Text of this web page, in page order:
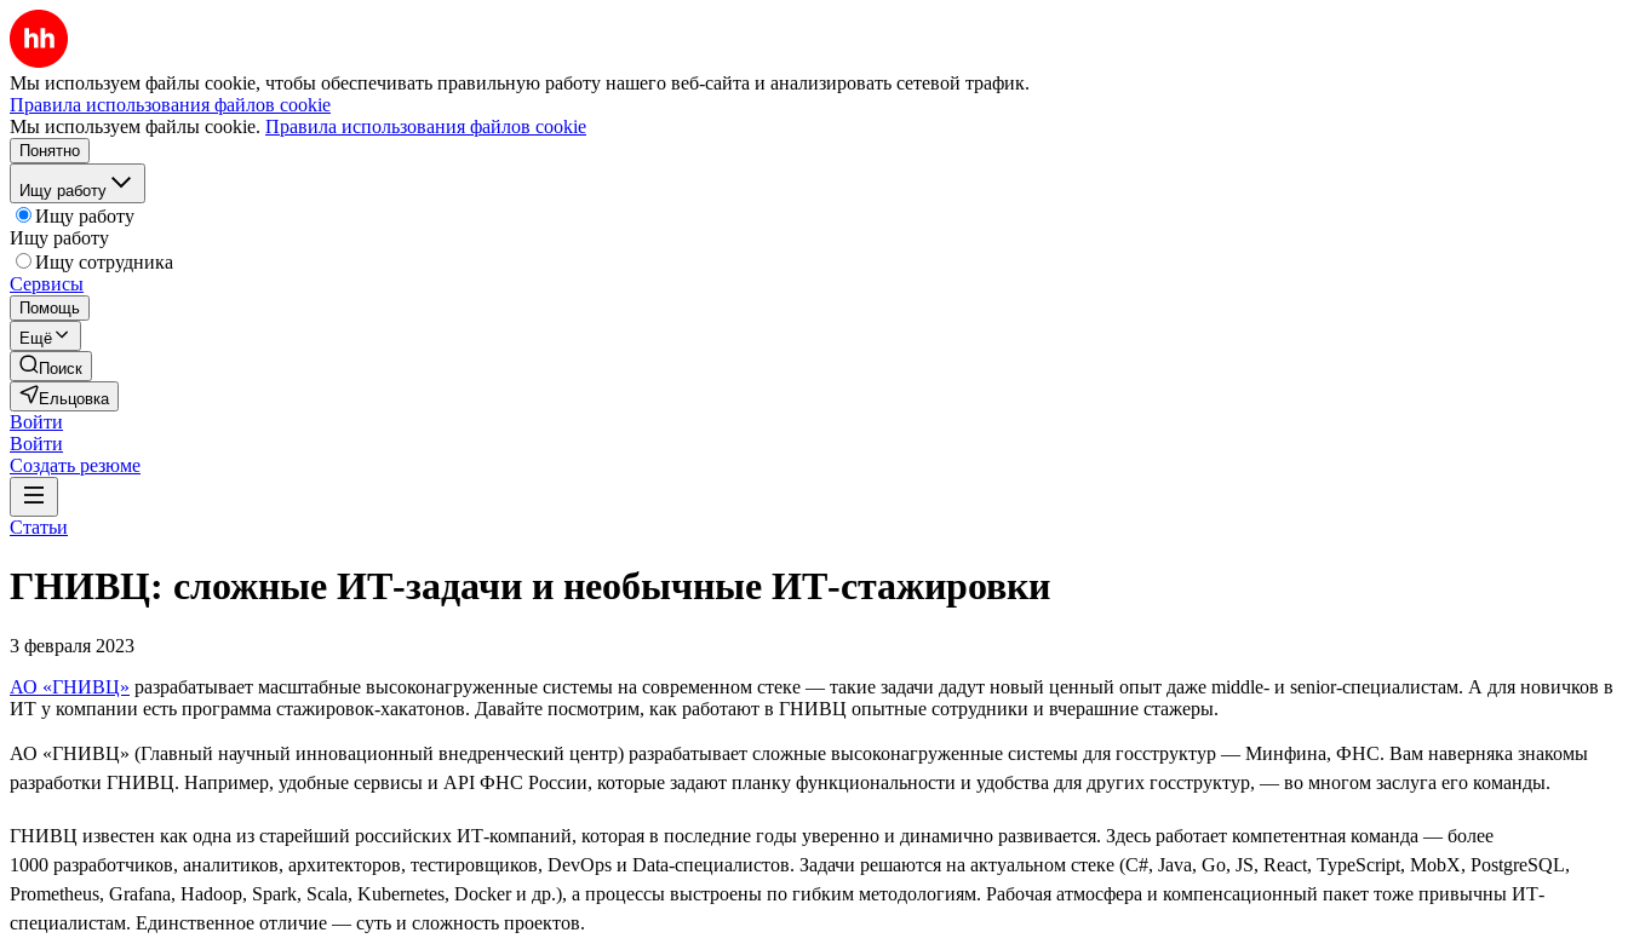
Мы используем файлы cookie, чтобы обеспечивать правильную работу нашего веб-сайта и анализировать сетевой трафик.
Правила использования файлов cookie
Мы используем файлы cookie. Правила использования файлов cookie
Понятно
Ищу работу
Ищу работу
Ищу работу
Ищу сотрудника
Сервисы
Помощь
Ещё
Поиск
Ельцовка
Войти
Войти
Создать резюме
Статьи
ГНИВЦ: сложные ИТ‑задачи и необычные ИТ‑стажировки
3 февраля 2023
АО «ГНИВЦ» разрабатывает масштабные высоконагруженные системы на современном стеке — такие задачи дадут новый ценный опыт даже middle- и senior-специалистам. А для новичков в
ИТ у компании есть программа стажировок-хакатонов. Давайте посмотрим, как работают в ГНИВЦ опытные сотрудники и вчерашние стажеры.
АО «ГНИВЦ» (Главный научный инновационный внедренческий центр) разрабатывает сложные высоконагруженные системы для госструктур — Минфина, ФНС. Вам наверняка знакомы
разработки ГНИВЦ. Например, удобные сервисы и API ФНС России, которые задают планку функциональности и удобства для других госструктур, — во многом заслуга его команды.
ГНИВЦ известен как одна из старейший российских ИТ-компаний, которая в последние годы уверенно и динамично развивается. Здесь работает компетентная команда — более
1000 разработчиков, аналитиков, архитекторов, тестировщиков, DevOps и Data-специалистов. Задачи решаются на актуальном стеке (С#, Java, Go, JS, React, TypeScript, MobX, PostgreSQL,
Prometheus, Grafana, Hadoop, Spark, Scala, Kubernetes, Doсker и др.), а процессы выстроены по гибким методологиям. Рабочая атмосфера и компенсационный пакет тоже привычны ИТ-
специалистам. Единственное отличие — суть и сложность проектов.